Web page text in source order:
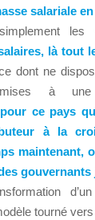
salariale
les
là tout
dont ne
à une
ce pays
à la
maintenant,
tourné vers